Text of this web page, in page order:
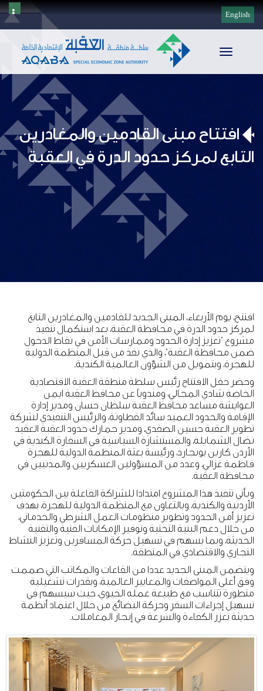
English
Toggle
افتتاح مبنى القادمين والمغادرين
التابع لمركز حدود الدرة في العقبة
افتتح، يوم الأربعاء، المبنى الجديد للقادمين والمغادرين التابع
لمركز حدود الدرة في محافظة العقبة، بعد استكمال تنفيذ
مشروع "تعزيز إدارة الحدود وممارسات الأمن في نقاط الدخول
ضمن محافظة العقبة"، والذي نفذ من قبل المنظمة الدولية
للهجرة، وبتمويل من الشؤون العالمية الكندية.
وحضر حفل الافتتاح رئيس سلطة منطقة العقبة الاقتصادية
الخاصة شادي المجالي، ومندوباً عن محافظ العقبة ايمن
العوايشة مساعد محافظ العقبة سلطان حسان ومدير إدارة
الإقامة والحدود العميد سائد القطاونة، والرئيس التنفيذي لشركة
تطوير العقبة حسين الصفدي، ومدير جمارك حدود العقبة العقيد
نضال الشمايلة، والمستشارة السياسية في السفارة الكندية في
الأردن كارين بونجارد، ورئيسة بعثة المنظمة الدولية للهجرة
فاطمة غزالي، وعدد من المسؤولين العسكريين والمدنيين في
محافظة العقبة.
ويأتي تنفيذ هذا المشروع امتدادا للشراكة الفاعلة بين الحكومتين
الأردنية والكندية، وبالتعاون مع المنظمة الدولية للهجرة، بهدف
تعزيز أمن الحدود وتطوير منظومات العمل الشرطي والخدماتي،
من خلال دعم البنية التحتية وتوفير الإمكانات الفنية والتقنية
الحديثة، وبما يسهم في تسهيل حركة المسافرين وتعزيز النشاط
التجاري والاقتصادي في المنطقة.
ويتضمن المبنى الجديد عددا من القاعات والمكاتب التي صممت
وفق أعلى المواصفات والمعايير العالمية، وبقدرات تشغيلية
متطورة تتناسب مع طبيعة عمله الحيوي، حيث سيسهم في
تسهيل إجراءات السفر وحركة البضائع من خلال اعتماد أنظمة
حديثة تعزز الكفاءة والسرعة في إنجاز المعاملات.